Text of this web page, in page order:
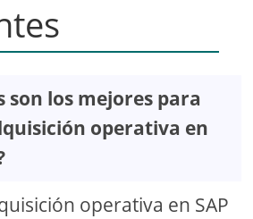
son los mejores para
operativa en
operativa en SAP